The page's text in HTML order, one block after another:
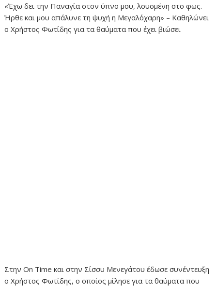
«Έχω δει την Παναγία στον ύπνο μου, λουσμένη στο φως.
Ήρθε και μου απάλυνε τη ψυχή η Μεγαλόχαρη» – Καθηλώνει
ο Χρήστος Φωτίδης για τα θαύματα που έχει βιώσει
Στην On Time και στην Σίσσυ Μενεγάτου έδωσε συνέντευξη
ο Χρήστος Φωτίδης, ο οποίος μίλησε για τα θαύματα που